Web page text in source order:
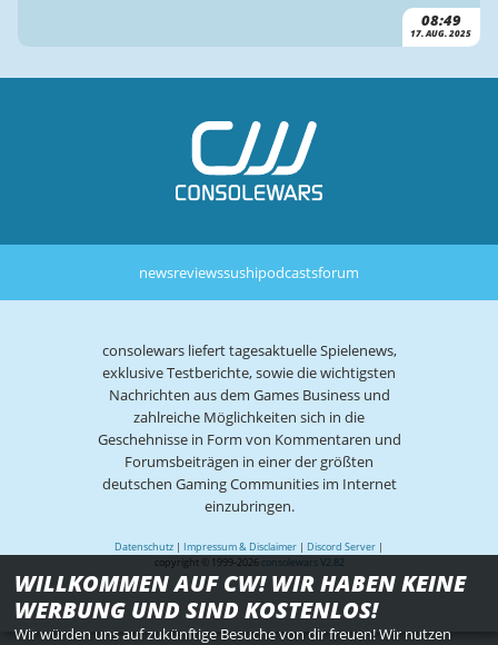
08:49
17. AUG. 2025
newsreviewssushipodcastsforum
consolewars liefert tagesaktuelle Spielenews,
exklusive Testberichte, sowie die wichtigsten
Nachrichten aus dem Games Business und
zahlreiche Möglichkeiten sich in die
Geschehnisse in Form von Kommentaren und
Forumsbeiträgen in einer der größten
deutschen Gaming Communities im Internet
einzubringen.
Datenschutz | Impressum & Disclaimer | Discord Server |
copyright © 1999-2026 consolewars V2.82
WILLKOMMEN AUF CW! WIR HABEN KEINE
WERBUNG UND SIND KOSTENLOS!
Wir würden uns auf zukünftige Besuche von dir freuen! Wir nutzen